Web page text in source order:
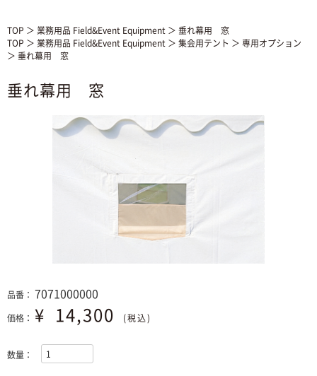
TOP ＞ 業務用品 Field&Event Equipment ＞ 垂れ幕用 窓
TOP ＞ 業務用品 Field&Event Equipment ＞ 集会用テント ＞ 専用オプション
＞ 垂れ幕用 窓
垂れ幕用 窓
品番： 7071000000
価格： ¥ 14,300 (税込)
数量：